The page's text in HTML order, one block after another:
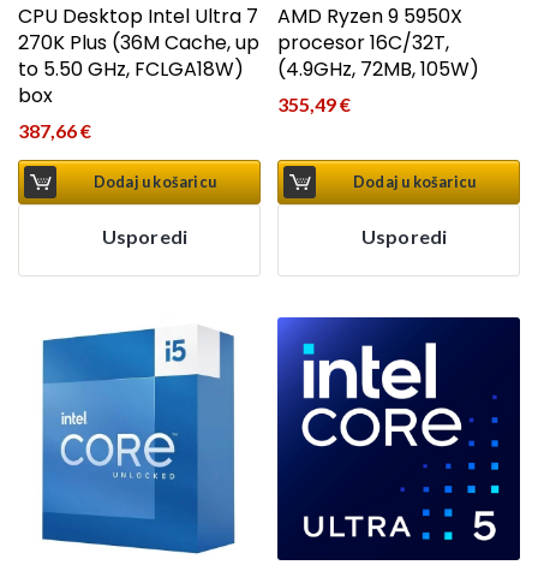
CPU Desktop Intel Ultra 7
270K Plus (36M Cache, up
to 5.50 GHz, FCLGA18W)
box
387,66€
Dodaj u košaricu
Usporedi
AMD Ryzen 9 5950X
procesor 16C/32T,
(4.9GHz, 72MB, 105W)
355,49€
Dodaj u košaricu
Usporedi